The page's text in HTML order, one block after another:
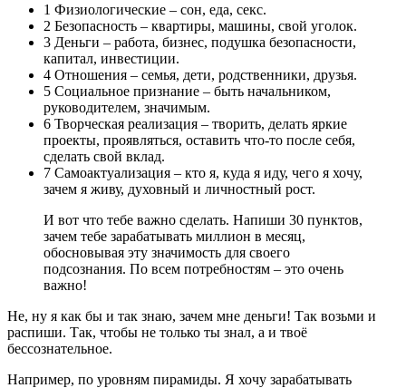
1 Физиологические – сон, еда, секс.
2 Безопасность – квартиры, машины, свой уголок.
3 Деньги – работа, бизнес, подушка безопасности,
капитал, инвестиции.
4 Отношения – семья, дети, родственники, друзья.
5 Социальное признание – быть начальником,
руководителем, значимым.
6 Творческая реализация – творить, делать яркие
проекты, проявляться, оставить что-то после себя,
сделать свой вклад.
7 Самоактуализация – кто я, куда я иду, чего я хочу,
зачем я живу, духовный и личностный рост.
И вот что тебе важно сделать. Напиши 30 пунктов,
зачем тебе зарабатывать миллион в месяц,
обосновывая эту значимость для своего
подсознания. По всем потребностям – это очень
важно!
Не, ну я как бы и так знаю, зачем мне деньги! Так возьми и
распиши. Так, чтобы не только ты знал, а и твоё
бессознательное.
Например, по уровням пирамиды. Я хочу зарабатывать